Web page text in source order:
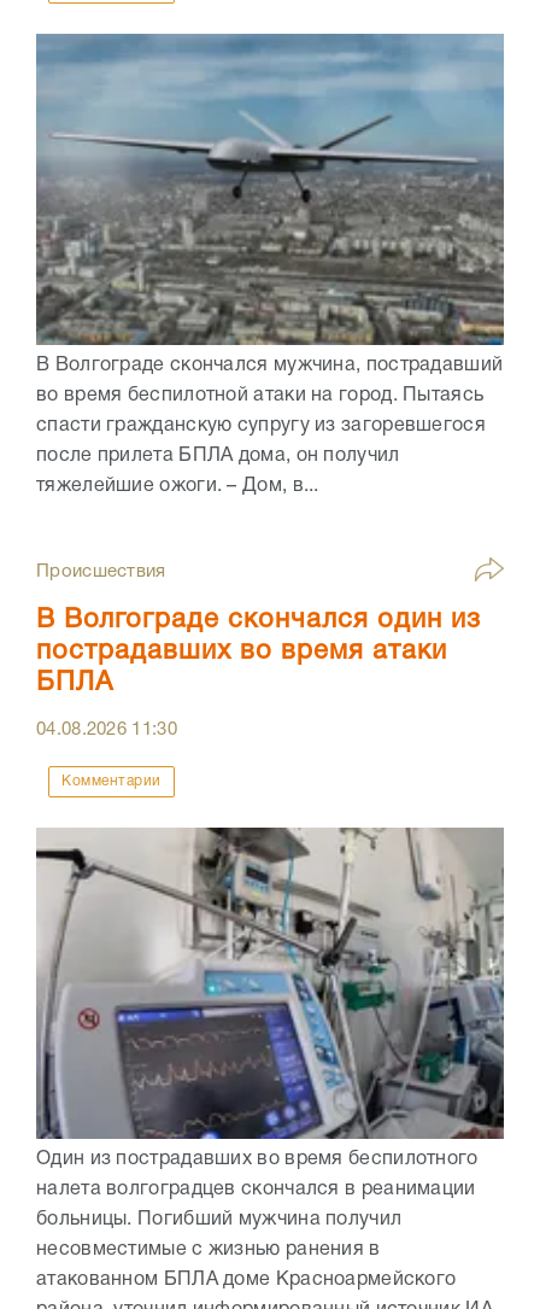
В Волгограде скончался мужчина, пострадавший
во время беспилотной атаки на город. Пытаясь
спасти гражданскую супругу из загоревшегося
после прилета БПЛА дома, он получил
тяжелейшие ожоги. – Дом, в...
Происшествия
В Волгограде скончался один из
пострадавших во время атаки
БПЛА
04.08.2026 11:30
Комментарии
Один из пострадавших во время беспилотного
налета волгоградцев скончался в реанимации
больницы. Погибший мужчина получил
несовместимые с жизнью ранения в
атакованном БПЛА доме Красноармейского